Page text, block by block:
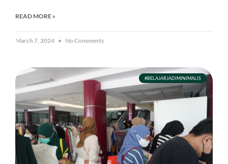
READ MORE »
March 7, 2024 No Comments
#BELAJARJADIMINIMALIS